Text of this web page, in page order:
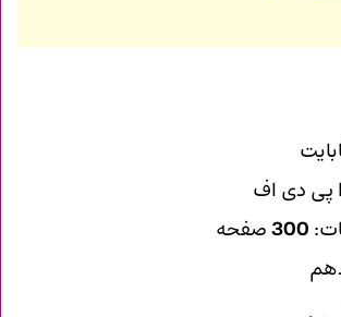
پی دی اف
300صفحه